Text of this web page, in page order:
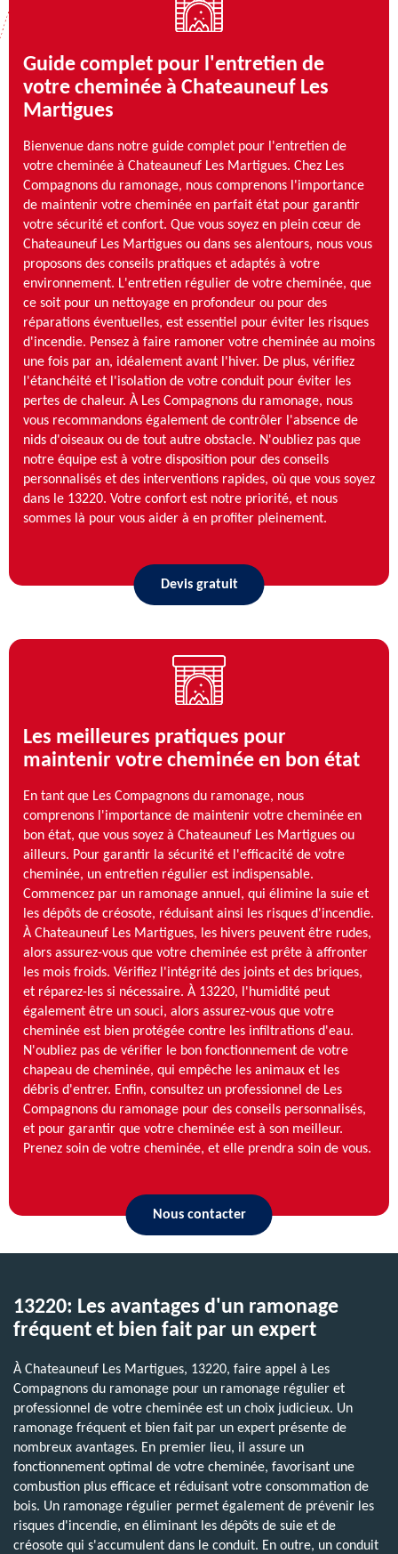
Guide complet pour l'entretien de
votre cheminée à Chateauneuf Les
Martigues
Bienvenue dans notre guide complet pour l'entretien de
votre cheminée à Chateauneuf Les Martigues. Chez Les
Compagnons du ramonage, nous comprenons l'importance
de maintenir votre cheminée en parfait état pour garantir
votre sécurité et confort. Que vous soyez en plein cœur de
Chateauneuf Les Martigues ou dans ses alentours, nous vous
proposons des conseils pratiques et adaptés à votre
environnement. L'entretien régulier de votre cheminée, que
ce soit pour un nettoyage en profondeur ou pour des
réparations éventuelles, est essentiel pour éviter les risques
d'incendie. Pensez à faire ramoner votre cheminée au moins
une fois par an, idéalement avant l'hiver. De plus, vérifiez
l'étanchéité et l'isolation de votre conduit pour éviter les
pertes de chaleur. À Les Compagnons du ramonage, nous
vous recommandons également de contrôler l'absence de
nids d'oiseaux ou de tout autre obstacle. N'oubliez pas que
notre équipe est à votre disposition pour des conseils
personnalisés et des interventions rapides, où que vous soyez
dans le 13220. Votre confort est notre priorité, et nous
sommes là pour vous aider à en profiter pleinement.
Devis gratuit
Les meilleures pratiques pour
maintenir votre cheminée en bon état
En tant que Les Compagnons du ramonage, nous
comprenons l'importance de maintenir votre cheminée en
bon état, que vous soyez à Chateauneuf Les Martigues ou
ailleurs. Pour garantir la sécurité et l'efficacité de votre
cheminée, un entretien régulier est indispensable.
Commencez par un ramonage annuel, qui élimine la suie et
les dépôts de créosote, réduisant ainsi les risques d'incendie.
À Chateauneuf Les Martigues, les hivers peuvent être rudes,
alors assurez-vous que votre cheminée est prête à affronter
les mois froids. Vérifiez l'intégrité des joints et des briques,
et réparez-les si nécessaire. À 13220, l'humidité peut
également être un souci, alors assurez-vous que votre
cheminée est bien protégée contre les infiltrations d'eau.
N'oubliez pas de vérifier le bon fonctionnement de votre
chapeau de cheminée, qui empêche les animaux et les
débris d'entrer. Enfin, consultez un professionnel de Les
Compagnons du ramonage pour des conseils personnalisés,
et pour garantir que votre cheminée est à son meilleur.
Prenez soin de votre cheminée, et elle prendra soin de vous.
Nous contacter
13220: Les avantages d'un ramonage
fréquent et bien fait par un expert
À Chateauneuf Les Martigues, 13220, faire appel à Les
Compagnons du ramonage pour un ramonage régulier et
professionnel de votre cheminée est un choix judicieux. Un
ramonage fréquent et bien fait par un expert présente de
nombreux avantages. En premier lieu, il assure un
fonctionnement optimal de votre cheminée, favorisant une
combustion plus efficace et réduisant votre consommation de
bois. Un ramonage régulier permet également de prévenir les
risques d'incendie, en éliminant les dépôts de suie et de
créosote qui s'accumulent dans le conduit. En outre, un conduit